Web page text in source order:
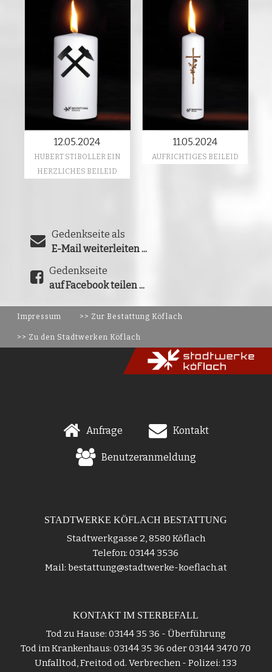
12.05.2024
HUBERT STIBOLLER EIN
HERZLICHES BEILEID
11.05.2024
AUFRICHTIGES BEILEID
Gedenkseite als
E-Mail weiterleiten ...
Gedenkseite
auf Facebook teilen ...
Impressum >> Zur Bestattung Köflach
>> Zu den Stadtwerken Köflach
Anfrage Kontakt
Benutzeranmeldung
STADTWERKE KÖFLACH BESTATTUNG
Stadtwerkgasse 2, 8580 Köflach
Telefon: 03144 3536
Mail: bestattung@stadtwerke-koeflach.at
KONTAKT IM STERBEFALL
Tod zu Hause: 03144 35 36 - Überführung
Tod im Krankenhaus: 03144 35 36 oder 03144 3470 70
Unfalltod, Freitod od. Verbrechen - Polizei: 133